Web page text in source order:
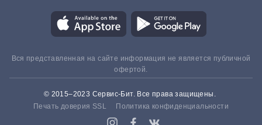
Вся представленная на сайте информация не является публичной
офертой.
© 2015–2023 Сервис-Бит. Все права защищены.
Печать доверия SSL
Политика конфиденциальности